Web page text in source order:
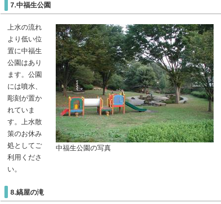
7.中福生公園
中福生公園の写真
上水の流れ
より低い位
置に中福生
公園はあり
ます。公園
には噴水、
彫刻が置か
れていま
す。上水散
策のお休み
処としてご
利用くださ
い。
8.縞屋の滝